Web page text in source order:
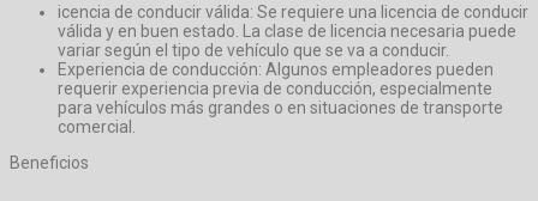
icencia de conducir válida: Se requiere una licencia de conducir
válida y en buen estado. La clase de licencia necesaria puede
variar según el tipo de vehículo que se va a conducir.
Experiencia de conducción: Algunos empleadores pueden
requerir experiencia previa de conducción, especialmente
para vehículos más grandes o en situaciones de transporte
comercial.
Beneficios